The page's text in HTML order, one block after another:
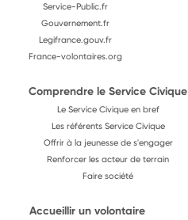
Service-Public.fr
Gouvernement.fr
Legifrance.gouv.fr
France-volontaires.org
Comprendre le Service Civique
Le Service Civique en bref
Les référents Service Civique
Offrir à la jeunesse de s'engager
Renforcer les acteur de terrain
Faire société
Accueillir un volontaire